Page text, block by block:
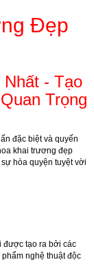
Đẹp
- Tạo
Trọng
đặc biệt và quyến
khai trương đẹp
hòa quyện tuyệt vời
được tạo ra bởi các
nghệ thuật độc